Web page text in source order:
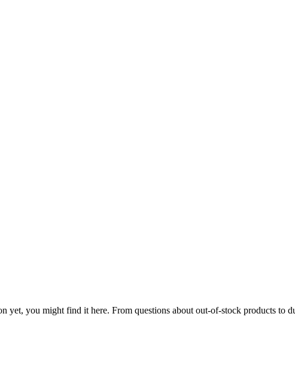
yet, you might find it here. From questions about out-of-stock products to